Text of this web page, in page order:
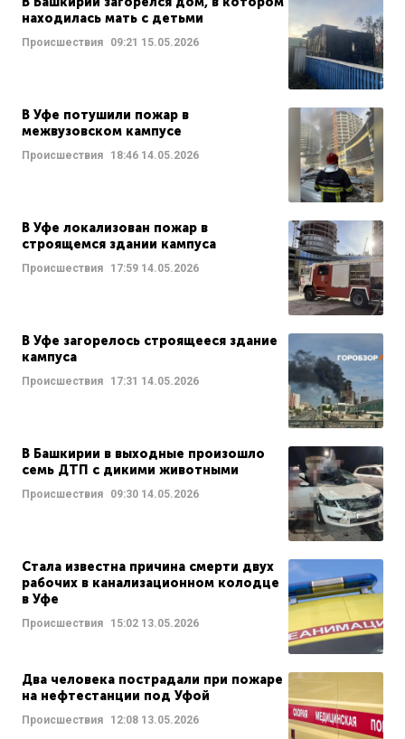
находилась мать с детьми
Происшествия 09:21 15.05.2026
В Уфе потушили пожар в
межвузовском кампусе
Происшествия 18:46 14.05.2026
В Уфе локализован пожар в
строящемся здании кампуса
Происшествия 17:59 14.05.2026
В Уфе загорелось строящееся здание
кампуса
Происшествия 17:31 14.05.2026
В Башкирии в выходные произошло
семь ДТП с дикими животными
Происшествия 09:30 14.05.2026
Стала известна причина смерти двух
рабочих в канализационном колодце
в Уфе
Происшествия 15:02 13.05.2026
Два человека пострадали при пожаре
на нефтестанции под Уфой
Происшествия 12:08 13.05.2026